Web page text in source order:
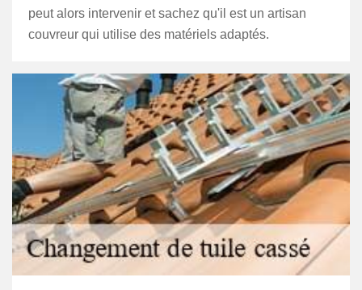
peut alors intervenir et sachez qu'il est un artisan
couvreur qui utilise des matériels adaptés.